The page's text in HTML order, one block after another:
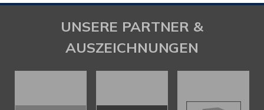
UNSERE PARTNER &
AUSZEICHNUNGEN